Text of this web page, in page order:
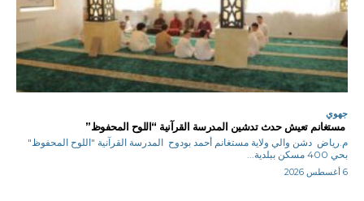
جهوي
مستغانم تعيش حدث تدشين المدرسة القرآنية “اللوح المحفوظ”
م.رياض دشن والي ولاية مستغانم أحمد بودوح المدرسة القرآنية "اللوح المحفوظ"
بحي 400 مسكن ببلدية...
6 أغسطس 2026